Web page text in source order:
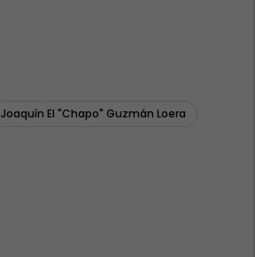
Joaquín El "chapo" Guzmán Loera